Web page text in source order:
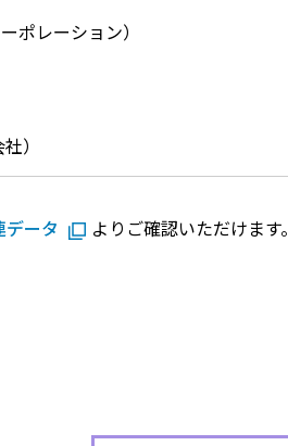
ポレーション）
）
ータ よりご確認いただけます。